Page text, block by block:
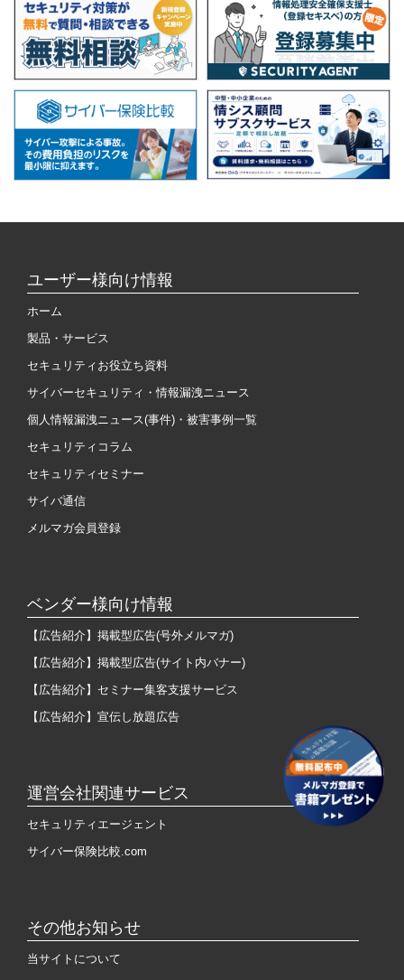
ユーザー様向け情報
ホーム
製品・サービス
セキュリティお役立ち資料
サイバーセキュリティ・情報漏洩ニュース
個人情報漏洩ニュース(事件)・被害事例一覧
セキュリティコラム
セキュリティセミナー
サイバ通信
メルマガ会員登録
ベンダー様向け情報
【広告紹介】掲載型広告(号外メルマガ)
【広告紹介】掲載型広告(サイト内バナー)
【広告紹介】セミナー集客支援サービス
【広告紹介】宣伝し放題広告
運営会社関連サービス
セキュリティエージェント
サイバー保険比較.com
その他お知らせ
当サイトについて